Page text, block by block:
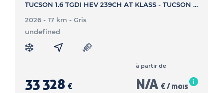
TUCSON 1.6 TGDI HEV 239CH AT KLASS - TUCSON TUCSON 1.6 TGDI HEV 239CH AT KLASS
2026 - 17 km - Gris
undefined
33 328 €
à partir de
N/A € / mois